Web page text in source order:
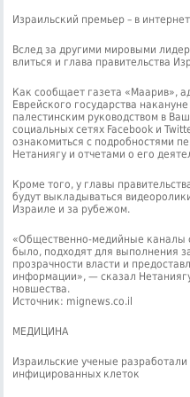
Израильский премьер – в
Вслед за другими мировыми
влиться и глава правительства
Как сообщает газета «Маарив»,
Еврейского государства
палестинским руководством в
социальных сетях Facebook и
ознакомиться с подробностями
Нетаниягу и отчетами о его
Кроме того, у главы
будут выкладываться
Израиле и за рубежом.
«Общественно-медийные каналы
было, подходят для выполнения
прозрачности власти и
информации», — сказал
новшества.
Источник: mignews.co.il
МЕДИЦИНА
Израильские ученые
инфицированных клеток